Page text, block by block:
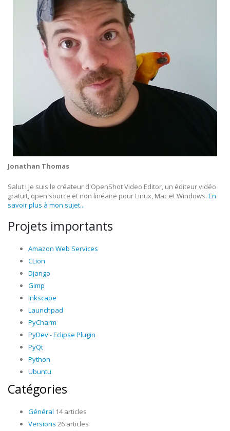
Jonathan Thomas
Salut ! Je suis le créateur d'OpenShot Video Editor, un éditeur vidéo
gratuit, open source et non linéaire pour Linux, Mac et Windows. En
savoir plus à mon sujet...
Projets importants
Amazon Web Services
CLion
Django
Gimp
Inkscape
Launchpad
PyCharm
PyDev - Eclipse Plugin
PyQt
Python
Ubuntu
Catégories
Général 14 articles
Versions 26 articles